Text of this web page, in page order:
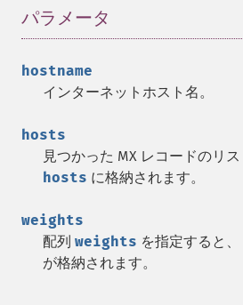
パラメータ
hostname
インターネットホスト名。
hosts
見つかった MX レコードのリ
hosts に格納されます。
weights
配列 weights を指定すると
が格納されます。